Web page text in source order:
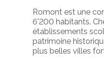
Romont est une
6'200 habitants.
établissements
patrimoine
plus belles villes